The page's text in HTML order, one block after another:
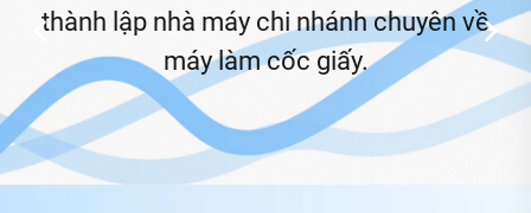
thành lập nhà máy chi nhánh chuyên về
máy làm cốc giấy.